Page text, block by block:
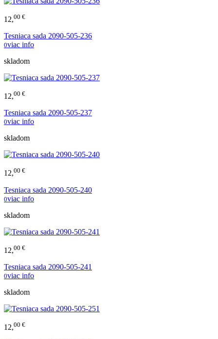
12,00 €
Tesniaca sada 2090-505-236
0viac info
skladom
12,00 €
Tesniaca sada 2090-505-237
0viac info
skladom
12,00 €
Tesniaca sada 2090-505-240
0viac info
skladom
12,00 €
Tesniaca sada 2090-505-241
0viac info
skladom
12,00 €